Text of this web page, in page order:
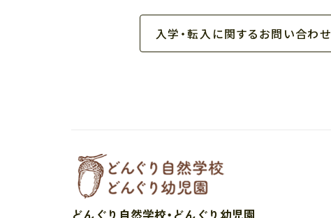
入学・転入に関するお問い合わせ
どんぐり自然学校・どんぐり幼児園